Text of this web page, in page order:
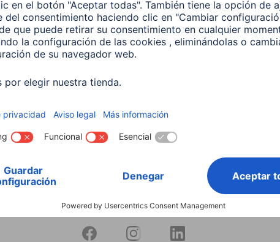
Bombilla Led Inteligente
RGB+CCT Regulable
nuestros
productos